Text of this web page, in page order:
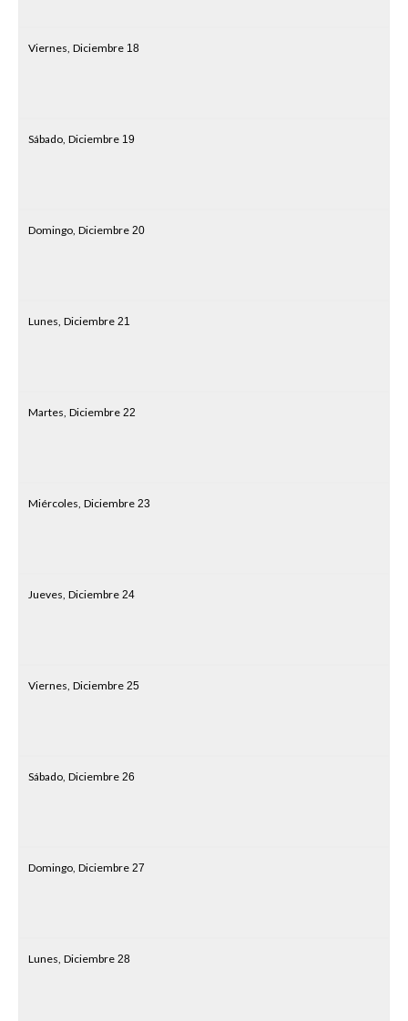
Viernes, Diciembre 18
Sábado, Diciembre 19
Domingo, Diciembre 20
Lunes, Diciembre 21
Martes, Diciembre 22
Miércoles, Diciembre 23
Jueves, Diciembre 24
Viernes, Diciembre 25
Sábado, Diciembre 26
Domingo, Diciembre 27
Lunes, Diciembre 28